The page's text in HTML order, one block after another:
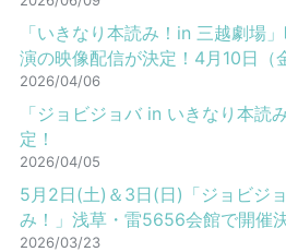
「いきなり本読み！in 三越劇場
演の映像配信が決定！4月10日（
2026/04/06
「ジョビジョバ in いきなり本読
定！
2026/04/05
5月2日(土)＆3日(日)「ジョビジ
み！」浅草・雷5656会館で開催
2026/03/23